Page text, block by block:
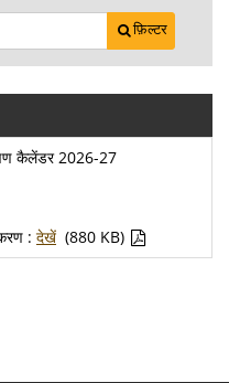
फ़िल्टर
कैलेंडर 2026-27
: देखें (880 KB)